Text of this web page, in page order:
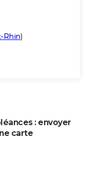
Rhin)
: envoyer
carte